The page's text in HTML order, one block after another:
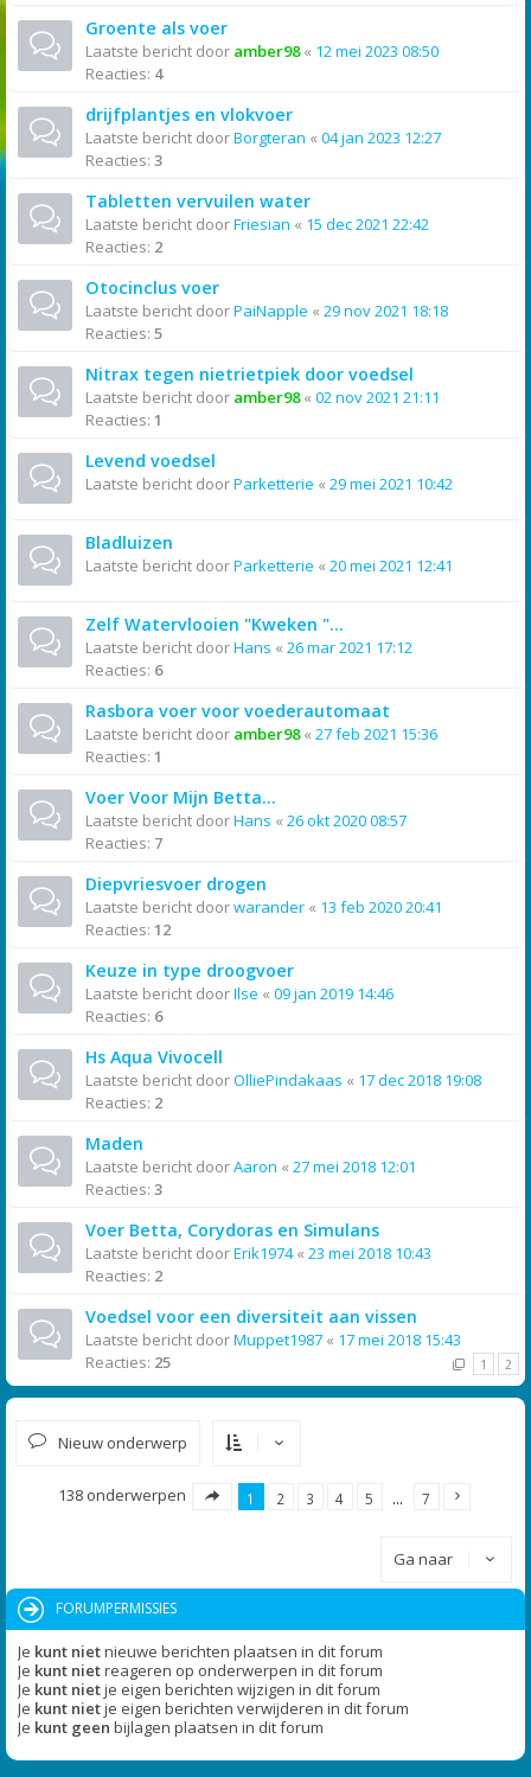
Groente als voer
Laatste bericht door amber98« 12 mei 2023 08:50
Reacties: 4
drijfplantjes en vlokvoer
Laatste bericht doorBorgteran « 04 jan 2023 12:27
Reacties: 3
Tabletten vervuilen water
Laatste bericht doorFriesian « 15 dec 2021 22:42
Reacties: 2
Otocinclus voer
Laatste bericht doorPaiNapple « 29 nov 2021 18:18
Reacties: 5
Nitrax tegen nietrietpiek door voedsel
Laatste bericht door amber98« 02 nov 2021 21:11
Reacties: 1
Levend voedsel
Laatste bericht doorParketterie « 29 mei 2021 10:42
Bladluizen
Laatste bericht doorParketterie « 20 mei 2021 12:41
Zelf Watervlooien "Kweken "...
Laatste bericht doorHans « 26 mar 2021 17:12
Reacties: 6
Rasbora voer voor voederautomaat
Laatste bericht door amber98« 27 feb 2021 15:36
Reacties: 1
Voer Voor Mijn Betta...
Laatste bericht doorHans « 26 okt 2020 08:57
Reacties: 7
Diepvriesvoer drogen
Laatste bericht doorwarander « 13 feb 2020 20:41
Reacties: 12
Keuze in type droogvoer
Laatste bericht doorIlse « 09 jan 2019 14:46
Reacties: 6
Hs Aqua Vivocell
Laatste bericht doorOlliePindakaas « 17 dec 2018 19:08
Reacties: 2
Maden
Laatste bericht doorAaron « 27 mei 2018 12:01
Reacties: 3
Voer Betta, Corydoras en Simulans
Laatste bericht doorErik1974« 23 mei 2018 10:43
Reacties: 2
Voedsel voor een diversiteit aan vissen
Laatste bericht doorMuppet1987 « 17 mei 2018 15:43
Reacties: 25 1 2
Nieuw onderwerp
138 onderwerpen 1 2 3 4 5 … 7
Ga naar
FORUMPERMISSIES
Je kunt nietnieuwe berichten plaatsen in dit forum
Je kunt nietreageren op onderwerpen in dit forum
Je kunt nietje eigen berichten wijzigen in dit forum
Je kunt nietje eigen berichten verwijderen in dit forum
Je kunt geen bijlagen plaatsen in dit forum